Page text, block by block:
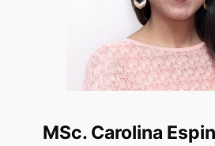
MSc. Carolina